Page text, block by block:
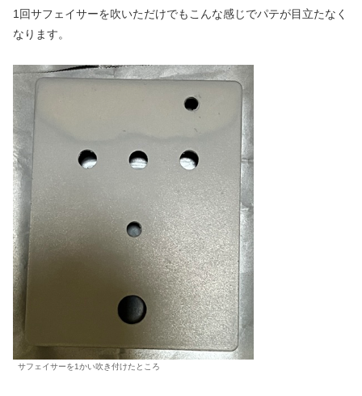
1回サフェイサーを吹いただけでもこんな感じでパテが目立たなく
なります。
サフェイサーを1かい吹き付けたところ